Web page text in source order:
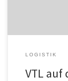
LOGISTIK
VTL auf